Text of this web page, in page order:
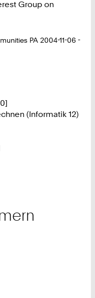
Group on
PA 2004-11-06 -
(Informatik 12)